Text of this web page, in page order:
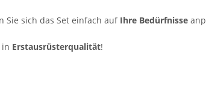
Sie sich das Set einfach auf Ihre Bedürfnisse
in Erstausrüsterqualität!